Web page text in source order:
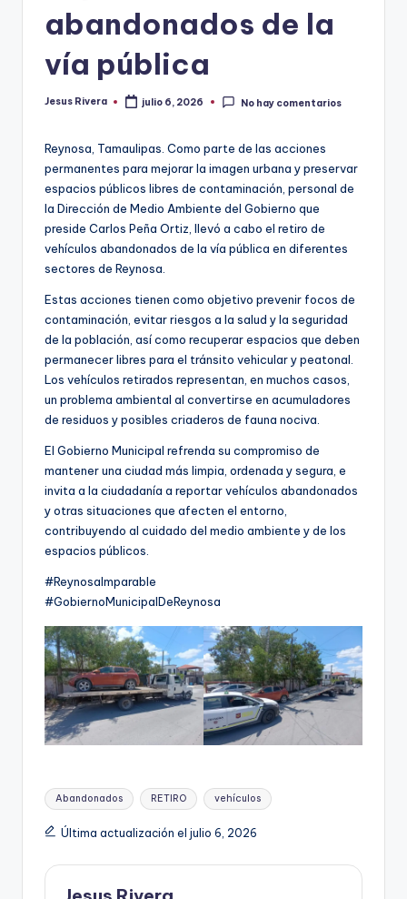
abandonados de la
vía pública
Publicado
Jesus Rivera julio 6, 2026 No hay comentarios
Reynosa, Tamaulipas. Como parte de las acciones
permanentes para mejorar la imagen urbana y preservar
espacios públicos libres de contaminación, personal de
la Dirección de Medio Ambiente del Gobierno que
preside Carlos Peña Ortiz, llevó a cabo el retiro de
vehículos abandonados de la vía pública en diferentes
sectores de Reynosa.
Estas acciones tienen como objetivo prevenir focos de
contaminación, evitar riesgos a la salud y la seguridad
de la población, así como recuperar espacios que deben
permanecer libres para el tránsito vehicular y peatonal.
Los vehículos retirados representan, en muchos casos,
un problema ambiental al convertirse en acumuladores
de residuos y posibles criaderos de fauna nociva.
El Gobierno Municipal refrenda su compromiso de
mantener una ciudad más limpia, ordenada y segura, e
invita a la ciudadanía a reportar vehículos abandonados
y otras situaciones que afecten el entorno,
contribuyendo al cuidado del medio ambiente y de los
espacios públicos.
#ReynosaImparable
#GobiernoMunicipalDeReynosa
Etiquetas:
Abandonados RETIRO vehículos
Última actualización el julio 6, 2026